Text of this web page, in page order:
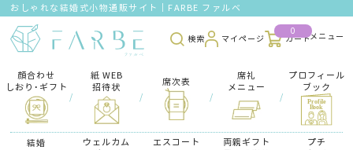
おしゃれな結婚式小物通販サイト｜FARBE ファルベ
検索 マイページ
0
カート
顔合わせ
しおり･ギフト
/
紙 WEB
招待状
/
席次表
/
席礼
メニュー
/
プロフィール
ブック
結婚
ウェルカム
エスコート
両親ギフト
プチ